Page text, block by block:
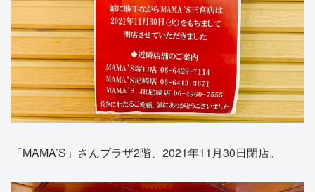
「MAMA’S」さんプラザ2階、2021年11月30日閉店。